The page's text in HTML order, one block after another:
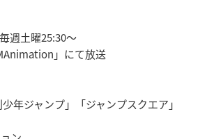
週土曜25:30～
」にて放送
年ジャンプ」「ジャンプスクエア」